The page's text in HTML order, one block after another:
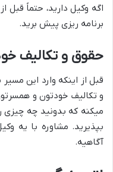
اگه وکیل دارید، حتماً
برنامه ریزی پیش برید.
حقوق و تکالیف
قبل از اینکه وارد این
و تکالیف خودتون و
میکنه که بدونید چه چیزی
بپذیرید. مشاوره با یه
آگاهیه.